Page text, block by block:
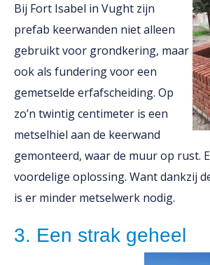
Bij Fort Isabel in Vught zijn
prefab keerwanden niet alleen
gebruikt voor grondkering, maar
ook als fundering voor een
gemetselde erfafscheiding. Op
zo’n twintig centimeter is een
metselhiel aan de keerwand
gemonteerd, waar de muur op rust.
voordelige oplossing. Want dankzij
is er minder metselwerk nodig.
3. Een strak geheel